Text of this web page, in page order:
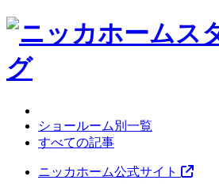
ショールーム別一覧
すべての記事
ニッカホーム公式サイト